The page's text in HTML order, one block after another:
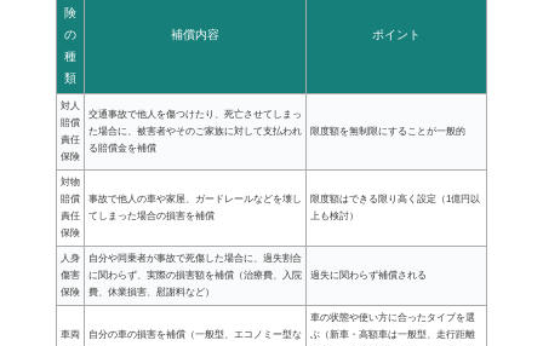
険
の
種
類
補償内容 ポイント
対人
賠償
責任
保険
交通事故で他人を傷つけたり、死亡させてしまっ
た場合に、被害者やそのご家族に対して支払われ
る賠償金を補償
限度額を無制限にすることが一般的
対物
賠償
責任
保険
事故で他人の車や家屋、ガードレールなどを壊し
てしまった場合の損害を補償
限度額はできる限り高く設定（1億円以
上も検討）
人身
傷害
保険
自分や同乗者が事故で死傷した場合に、過失割合
に関わらず、実際の損害額を補償（治療費、入院
費、休業損害、慰謝料など）
過失に関わらず補償される
車両
自分の車の損害を補償（一般型、エコノミー型な
車の状態や使い方に合ったタイプを選
ぶ（新車・高額車は一般型、走行距離